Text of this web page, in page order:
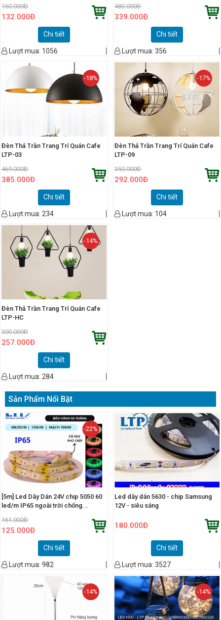
160.000Đ
132.000Đ
Chi tiết
Lượt mua: 1056
480.000Đ
339.000Đ
Chi tiết
Lượt mua: 356
-18%
Đèn Thả Trần Trang Trí Quán Cafe
LTP-03
469.000Đ
385.000Đ
Chi tiết
Lượt mua: 234
-17%
Đèn Thả Trần Trang Trí Quán Cafe
LTP-09
350.000Đ
292.000Đ
Chi tiết
Lượt mua: 104
-14%
Đèn Thả Trần Trang Trí Quán Cafe
LTP-HC
300.000Đ
257.000Đ
Chi tiết
Lượt mua: 284
Sản Phẩm Nổi Bật
-22%
[5m] Led Dây Dán 24V chip 5050 60
led/m IP65 ngoài trời chống...
161.000Đ
125.000Đ
Chi tiết
Lượt mua: 982
Led dây dán 5630 - chip Samsung
12V - siêu sáng
180.000Đ
Chi tiết
Lượt mua: 3527
-14% -14%